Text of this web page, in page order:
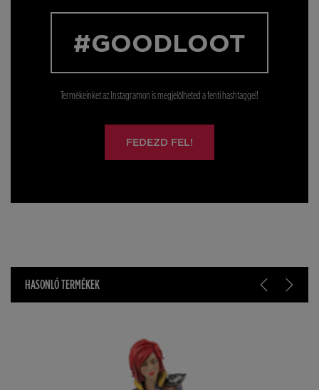
#GOODLOOT
Termékeinket az Instagramon is megjelölheted a fenti hashtaggel!
FEDEZD FEL!
HASONLÓ TERMÉKEK